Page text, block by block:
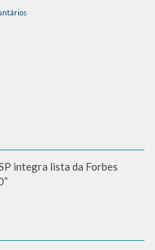
integra lista da Forbes